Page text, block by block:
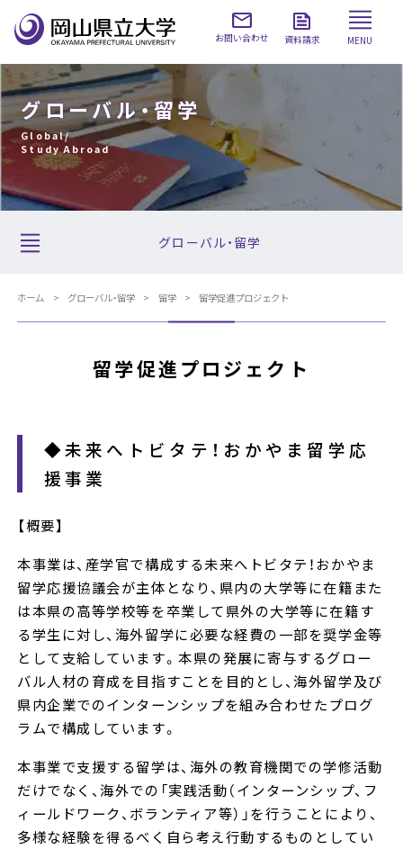
お問い合わせ 資料請求 MENU
グローバル・留学
Global/
Study Abroad
グローバル・留学
ホーム グローバル・留学 留学 留学促進プロジェクト
留学促進プロジェクト
◆未来へトビタテ！おかやま留学応
援事業
【概要】
本事業は、産学官で構成する未来へトビタテ！おかやま
留学応援協議会が主体となり、県内の大学等に在籍また
は本県の高等学校等を卒業して県外の大学等に在籍す
る学生に対し、海外留学に必要な経費の一部を奨学金等
として支給しています。本県の発展に寄与するグロー
バル人材の育成を目指すことを目的とし、海外留学及び
県内企業でのインターンシップを組み合わせたプログ
ラムで構成しています。
本事業で支援する留学は、海外の教育機関での学修活動
だけでなく、海外での「実践活動（インターンシップ、フ
ィールドワーク、ボランティア等）」を行うことにより、
多様な経験を得るべく自ら考え行動するものとしてい